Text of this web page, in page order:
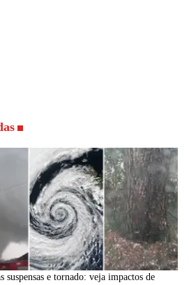
suspensas e tornado: veja impactos de